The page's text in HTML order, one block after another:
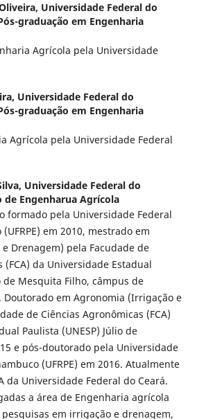
Universidade Federal do
graduação em Engenharia
Agrícola pela Universidade
Universidade Federal do
graduação em Engenharia
Agrícola pela Universidade Federal
Universidade Federal do
Engenharua Agrícola
formado pela Universidade Federal
em 2010, mestrado em
Drenagem) pela Facudade de
(FCA) da Universidade Estadual
de Mesquita Filho, câmpus de
Doutorado em Agronomia (Irrigação e
de Ciências Agronômicas (FCA)
Paulista (UNESP) Júlio de
e pós-doutorado pela Universidade
(UFRPE) em 2016. Atualmente
da Universidade Federal do Ceará.
a área de Engenharia agrícola
em irrigação e drenagem,